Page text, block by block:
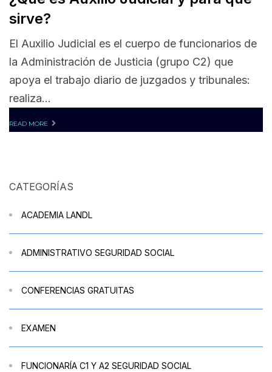
sirve?
El Auxilio Judicial es el cuerpo de funcionarios de
la Administración de Justicia (grupo C2) que
apoya el trabajo diario de juzgados y tribunales:
realiza...
READ MORE
CATEGORÍAS
ACADEMIA LANDL
ADMINISTRATIVO SEGURIDAD SOCIAL
CONFERENCIAS GRATUITAS
EXAMEN
FUNCIONARÍA C1 Y A2 SEGURIDAD SOCIAL